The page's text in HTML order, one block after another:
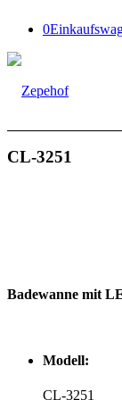
0
CL-3251
Badewanne mit
Modell:
CL-3251